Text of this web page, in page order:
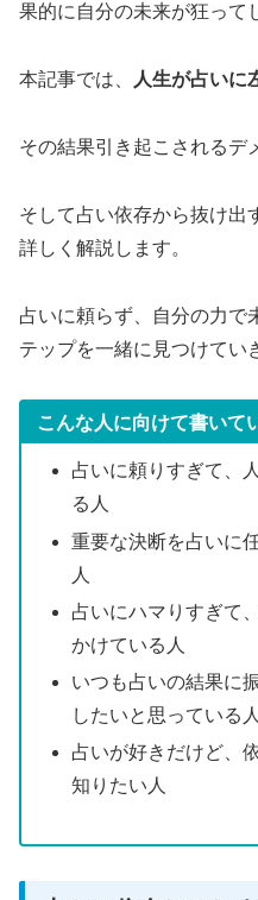
果的に自分の未来が狂って
本記事では、 人生が占いに
その結果引き起こされるデ
そして占い依存から抜け出
詳しく解説します。
占いに頼らず、自分の力で
テップを一緒に見つけてい
こんな人に向けて書いて
占いに頼りすぎて、
る人
重要な決断を占いに
人
占いにハマりすぎて
かけている人
いつも占いの結果に
したいと思っている人
占いが好きだけど、
知りたい人